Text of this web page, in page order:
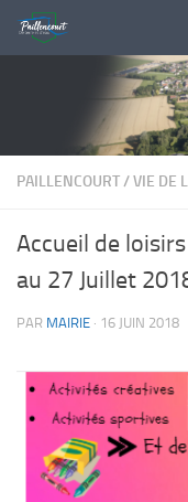
Skip to content
PAILLENCOURT/VIE DE
Accueil de
au 27 Juillet
PAR MAIRIE · 16 JUIN 2018